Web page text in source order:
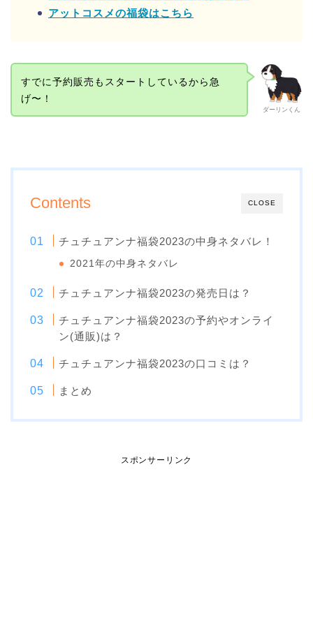
アットコスメの福袋はこちら
ダーリンくん
すでに予約販売もスタートしているから急
げ〜！
CLOSE
Contents
チュチュアンナ福袋2023の中身ネタバレ！
2021年の中身ネタバレ
チュチュアンナ福袋2023の発売日は？
チュチュアンナ福袋2023の予約やオンライ
ン(通販)は？
チュチュアンナ福袋2023の口コミは？
まとめ
スポンサーリンク